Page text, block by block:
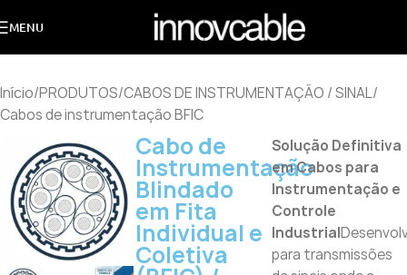
MENU
Início/PRODUTOS/CABOS DE INSTRUMENTAÇÃO / SINAL/
Cabos de instrumentação BFIC
Cabo de
Instrumentação
Blindado
em Fita
Individual e
Coletiva
Solução Definitiva
em Cabos para
Instrumentação e
Controle
Industrial
para transmissões